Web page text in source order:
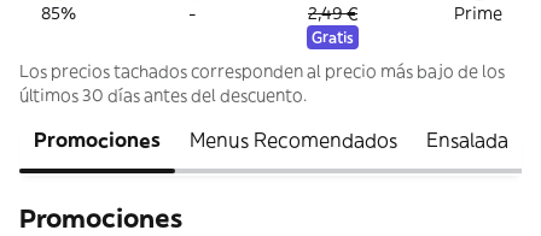
85% - 2,49 €
Gratis
Prime
Los precios tachados corresponden al precio más bajo de los
últimos 30 días antes del descuento.
Promociones Menus Recomendados Ensalada
Promociones